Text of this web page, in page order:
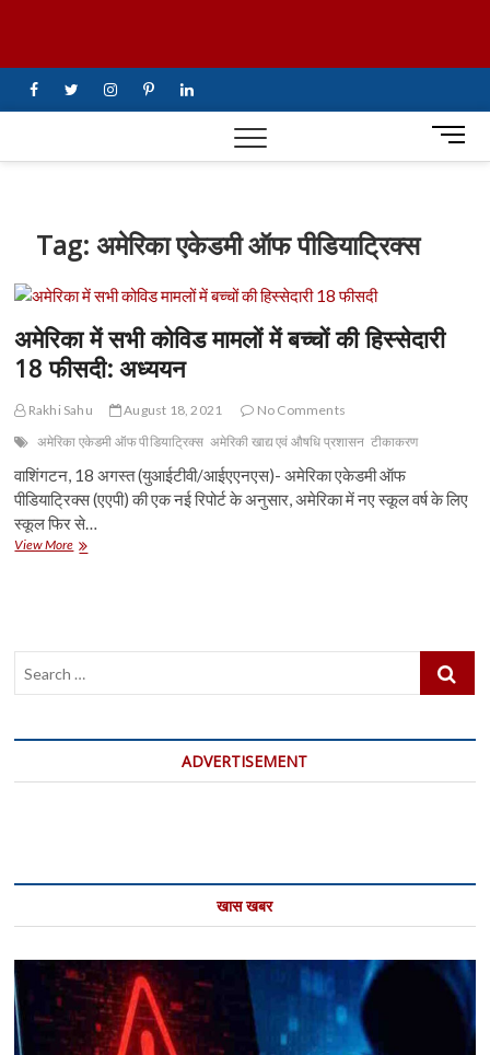
facebooktwitterinstagrampinterestlinkedin
M
e
o
n
Tag:अमेरिका एकेडमी ऑफ पीडियाट्रिक्स
अमेरिका में सभी कोविड मामलों में बच्चों की हिस्सेदारी
18 फीसदी: अध्ययन
Rakhi Sahu August 18, 2021
No Comments
अमेरिका एकेडमी ऑफ पीडियाट्रिक्स अमेरिकी खाद्य एवं औषधि प्रशासन टीकाकरण
वाशिंगटन, 18 अगस्त (युआईटीवी/आईएएनएस)- अमेरिका एकेडमी ऑफ
पीडियाट्रिक्स (एएपी) की एक नई रिपोर्ट के अनुसार, अमेरिका में नए स्कूल वर्ष के लिए
स्कूल फिर से…
View Moreअमेरिका
की
फीसदी:
Search
ADVERTISEMENT
खास खबर